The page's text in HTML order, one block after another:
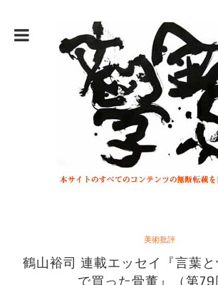
美術批評
鶴山裕司 連載エッセイ『言葉